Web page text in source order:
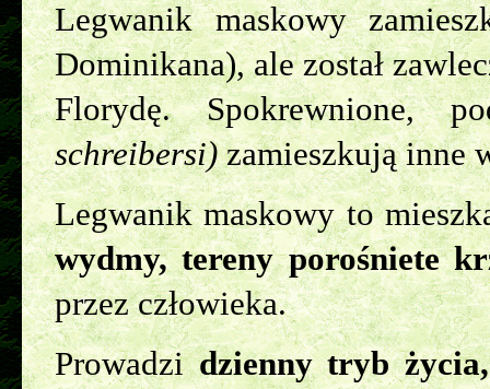
Legwanik maskowy
Dominikana), ale został
Florydę. Spokrewnione,
schreibersi)zamieszkują inne
Legwanik maskowy to
wydmy, tereny porośniete
przez człowieka.
Prowadzidzienny tryb